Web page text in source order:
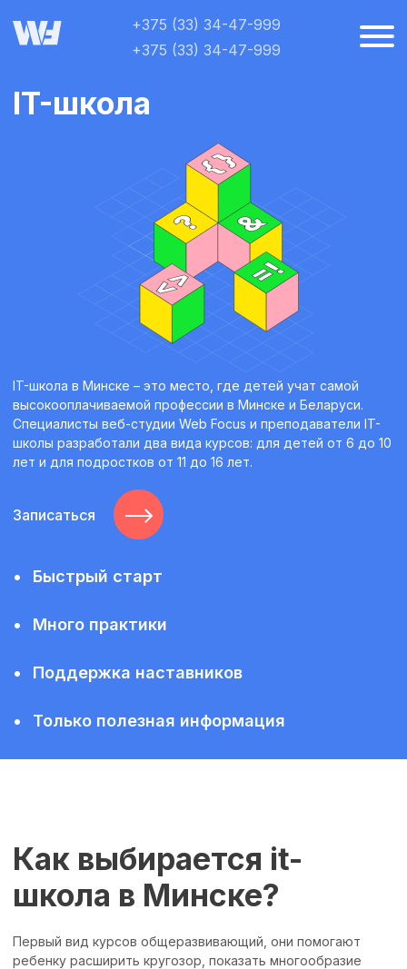
+375 (33) 34-47-999
+375 (33) 34-47-999
IT-школа
IT-школа в Минске – это место, где детей учат самой
высокооплачиваемой профессии в Минске и Беларуси.
Специалисты веб-студии Web Focus и преподаватели IT-
школы разработали два вида курсов: для детей от 6 до 10
лет и для подростков от 11 до 16 лет.
Записаться
• Только полезная информация
• Много практики
• Поддержка наставников
• Быстрый старт
Как выбирается it-
школа в Минске?
Первый вид курсов общеразвивающий, они помогают
ребенку расширить кругозор, показать многообразие